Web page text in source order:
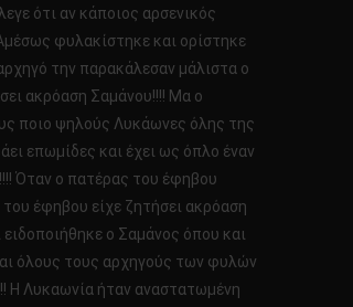
ότι αν κάποιος αρσενικός
φυλακίστηκε και ορίστηκε
την παρακάλεσαν μάλιστα ο
ακρόαση Σαμάνου!!!! Μα ο
ποιο ψηλούς Λυκάωνες όλης της
επωμίδες και έχει ως όπλο έναν
Όταν ο πατέρας του έφηβου
έφηβου είχε ζητήσει ακρόαση
ο Σαμάνος όπου και
όλους τους αρχηγούς των φυλών
Η Λυκαωνία ήταν αναστατωμένη